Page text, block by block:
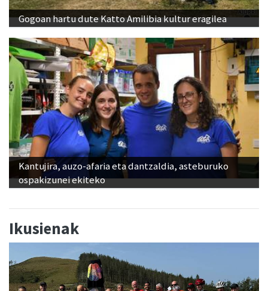
Gogoan hartu dute Katto Amilibia kultur eragilea
Kantujira, auzo-afaria eta dantzaldia, asteburuko
ospakizunei ekiteko
Ikusienak